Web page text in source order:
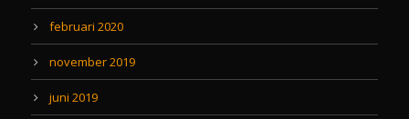
februari 2020
november 2019
juni 2019